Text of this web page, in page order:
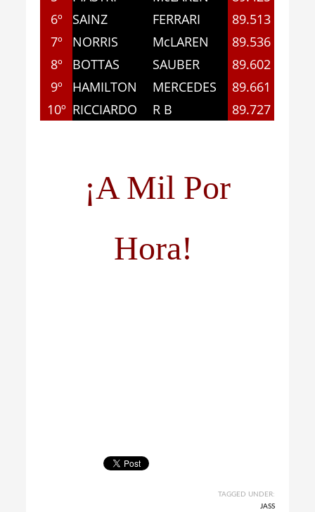
6º
SAINZ FERRARI
89.513
7º
NORRIS McLAREN
89.536
8º
BOTTAS SAUBER
89.602
9º
HAMILTON MERCEDES
89.661
10º RICCIARDO R B
89.727
¡A Mil Por
Hora!
TAGGED UNDER:
JASS